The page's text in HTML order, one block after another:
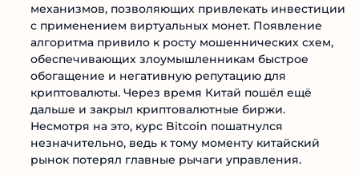
механизмов, позволяющих привлекать инвестиции
с применением виртуальных монет. Появление
алгоритма привило к росту мошеннических схем,
обеспечивающих злоумышленникам быстрое
обогащение и негативную репутацию для
криптовалюты. Через время Китай пошёл ещё
дальше и закрыл криптовалютные биржи.
Несмотря на это, курс Bitcoin пошатнулся
незначительно, ведь к тому моменту китайский
рынок потерял главные рычаги управления.